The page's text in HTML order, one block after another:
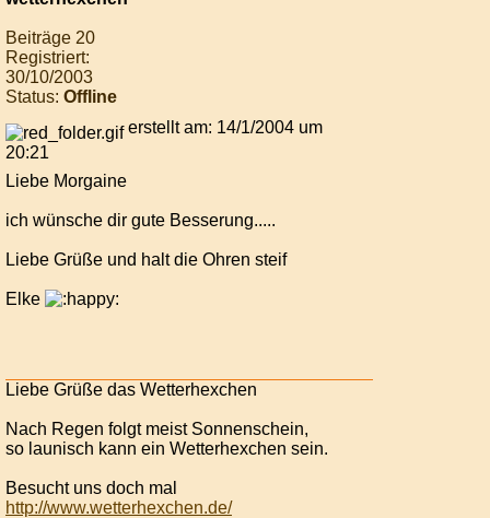
Beiträge 20
Registriert:
30/10/2003
Status: Offline
erstellt am: 14/1/2004 um
20:21
Liebe Morgaine
ich wünsche dir gute Besserung.....
Liebe Grüße und halt die Ohren steif
Elke
Liebe Grüße das Wetterhexchen
Nach Regen folgt meist Sonnenschein,
so launisch kann ein Wetterhexchen sein.
Besucht uns doch mal
http://www.wetterhexchen.de/